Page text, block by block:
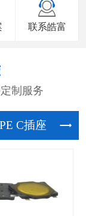
联系皓富
制服务